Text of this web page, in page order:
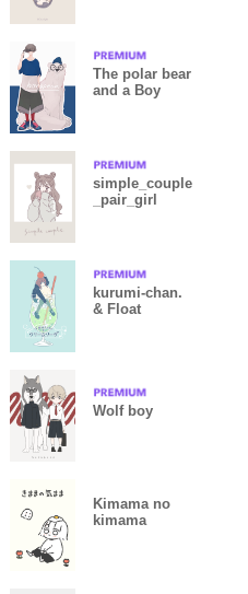
The polar bear
and a Boy
simple_couple
_pair_girl
kurumi-chan.
& Float
Wolf boy
Kimama no
kimama